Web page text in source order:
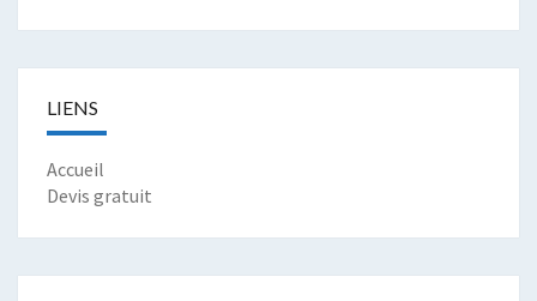
LIENS
Accueil
Devis gratuit